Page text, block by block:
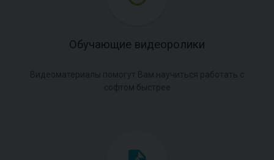
Обучающие видеоролики